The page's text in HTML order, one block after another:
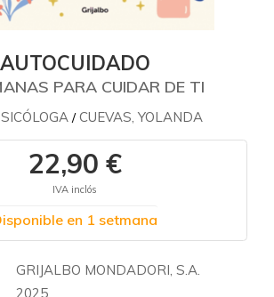
AUTOCUIDADO
PARA CUIDAR DE TI
/CUEVAS, YOLANDA
22,90 €
IVA inclós
en 1 setmana
GRIJALBO MONDADORI, S.A.
2025